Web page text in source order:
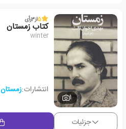
1
5از3رأی
کتاب زمستان
winter
انتشارات:زمستان
جزئیات